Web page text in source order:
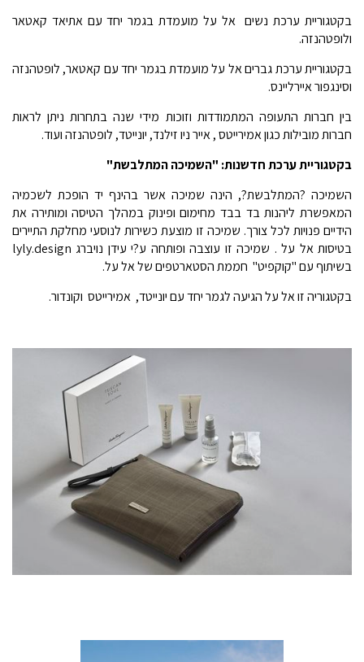
בקטגוריית ערכת נשים אל על מועמדת בגמר יחד עם אתיאד קאטאר
ולופטהנזה.
בקטגוריית ערכת גברים אל על מועמדת בגמר יחד עם קאטאר, לופטהנזה
וסינגפור איירליינס.
בין חברות התעופה המתמודדות וזוכות מידי שנה בתחרות ניתן לראות
חברות מובילות כגון אמירייטס , אייר ניו זילנד, יונייטד, לופטהנזה ועוד.
בקטגוריית ערכת חדשנות: "השמיכה המתלבשת"
השמיכה ?המתלבשת?, הינה שמיכה אשר בהינף יד הופכת לשכמיה
המאפשרת ליהנות בד בבד מחימום ופינוק במהלך הטיסה ומותירה את
הידיים פנויות לכל צורך. שמיכה זו מוצעת כשירות לנוסעי מחלקת התיירים
בטיסות אל על . שמיכה זו עוצבה ופותחה ע?י עידן נויברג lyly.design
בשיתוף עם "קוקפיט"  חממת הסטארטפים של אל על.
בקטגוריה זו אל על הגיעה לגמר יחד עם יונייטד, אמירייטס וקונדור.